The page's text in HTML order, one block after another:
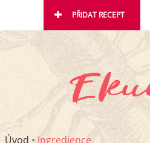
PŘIDAT RECEPT
Úvod • Ingredience